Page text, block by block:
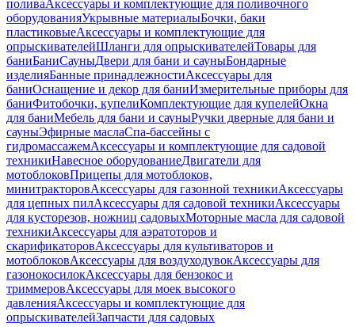
поливаАксессуары и комплектующие для поливочного
оборудованияУкрывные материалыБочки, баки
пластиковыеАксессуары и комплектующие для
опрыскивателейШланги для опрыскивателейТовары для
баниБаниСауныДвери для бани и сауныБондарные
изделияБанные принадлежностиАксессуары для
баниОснащение и декор для баниИзмерительные приборы для
баниФитобочки, купелиКомплектующие для купелейОкна
для баниМебель для бани и сауныРучки дверные для бани и
сауныЭфирные маслаСпа-бассейны с
гидромассажемАксессуары и комплектующие для садовой
техникиНавесное оборудованиеДвигатели для
мотоблоковПрицепы для мотоблоков,
минитракторовАксессуары для газонной техникиАксессуары
для цепных пилАксессуары для садовой техникиАксессуары
для кусторезов, ножниц садовыхМоторные масла для садовой
техникиАксессуары для аэратоторов и
скарификаторовАксессуары для культиваторов и
мотоблоковАксессуары для воздуходувокАксессуары для
газонокосилокАксессуары для бензокос и
триммеровАксессуары для моек высокого
давленияАксессуары и комплектующие для
опрыскивателейЗапчасти для садовых